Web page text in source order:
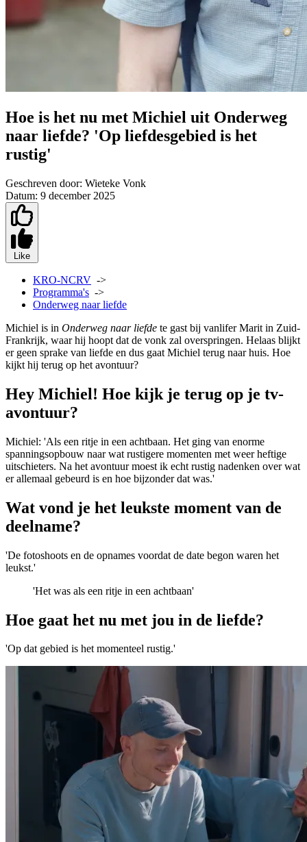
Hoe is het nu met Michiel uit Onderweg
naar liefde? 'Op liefdesgebied is het
rustig'
Geschreven door: Wieteke Vonk
Datum: 9 december 2025
Like
KRO-NCRV ->
Programma's ->
Onderweg naar liefde
Michiel is in Onderweg naar liefde te gast bij vanlifer Marit in Zuid-
Frankrijk, waar hij hoopt dat de vonk zal overspringen. Helaas blijkt
er geen sprake van liefde en dus gaat Michiel terug naar huis. Hoe
kijkt hij terug op het avontuur?
Hey Michiel! Hoe kijk je terug op je tv-
avontuur?
Michiel: 'Als een ritje in een achtbaan. Het ging van enorme
spanningsopbouw naar wat rustigere momenten met weer heftige
uitschieters. Na het avontuur moest ik echt rustig nadenken over wat
er allemaal gebeurd is en hoe bijzonder dat was.'
Wat vond je het leukste moment van de
deelname?
'De fotoshoots en de opnames voordat de date begon waren het
leukst.'
'Het was als een ritje in een achtbaan'
Hoe gaat het nu met jou in de liefde?
'Op dat gebied is het momenteel rustig.'